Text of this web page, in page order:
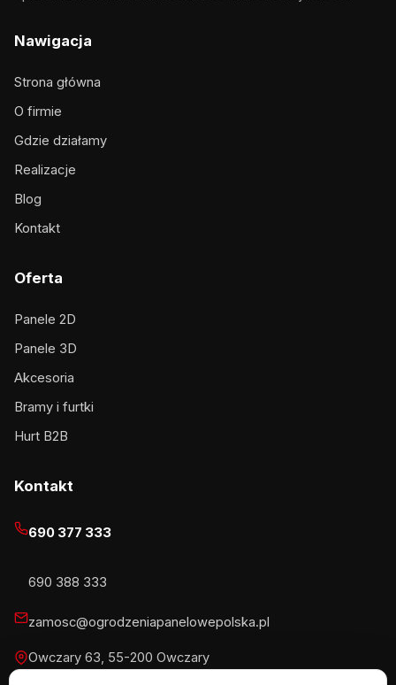
Nawigacja
Strona główna
O firmie
Gdzie działamy
Realizacje
Blog
Kontakt
Oferta
Panele 2D
Panele 3D
Akcesoria
Bramy i furtki
Hurt B2B
Kontakt
690 377 333
690 388 333
zamosc@ogrodzeniapanelowepolska.pl
Owczary 63, 55-200 Owczary